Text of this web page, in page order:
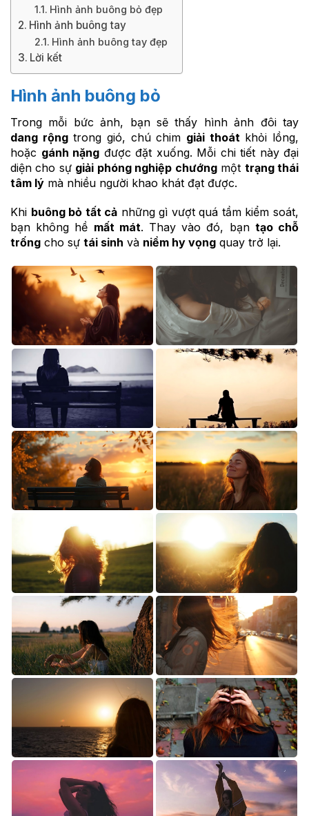
Hình ảnh buông bỏ đẹp
Hình ảnh buông tay
Hình ảnh buông tay đẹp
Lời kết
Hình ảnh buông bỏ
Trong mỗi bức ảnh, bạn sẽ thấy hình ảnh đôi tay
dang rộngtrong gió, chú chim giải thoát khỏi lồng,
hoặc gánh nặng được đặt xuống. Mỗi chi tiết này đại
diện cho sự giải phóng nghiệp chướngmột trạng thái
tâm lý mà nhiều người khao khát đạt được.
Khi buông bỏ tất cả những gì vượt quá tầm kiểm soát,
bạn không hề mất mát. Thay vào đó, bạn tạo chỗ
trống cho sự tái sinh và niềm hy vọng quay trở lại.